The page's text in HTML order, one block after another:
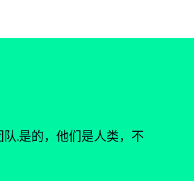
.是的，他们是人类，不